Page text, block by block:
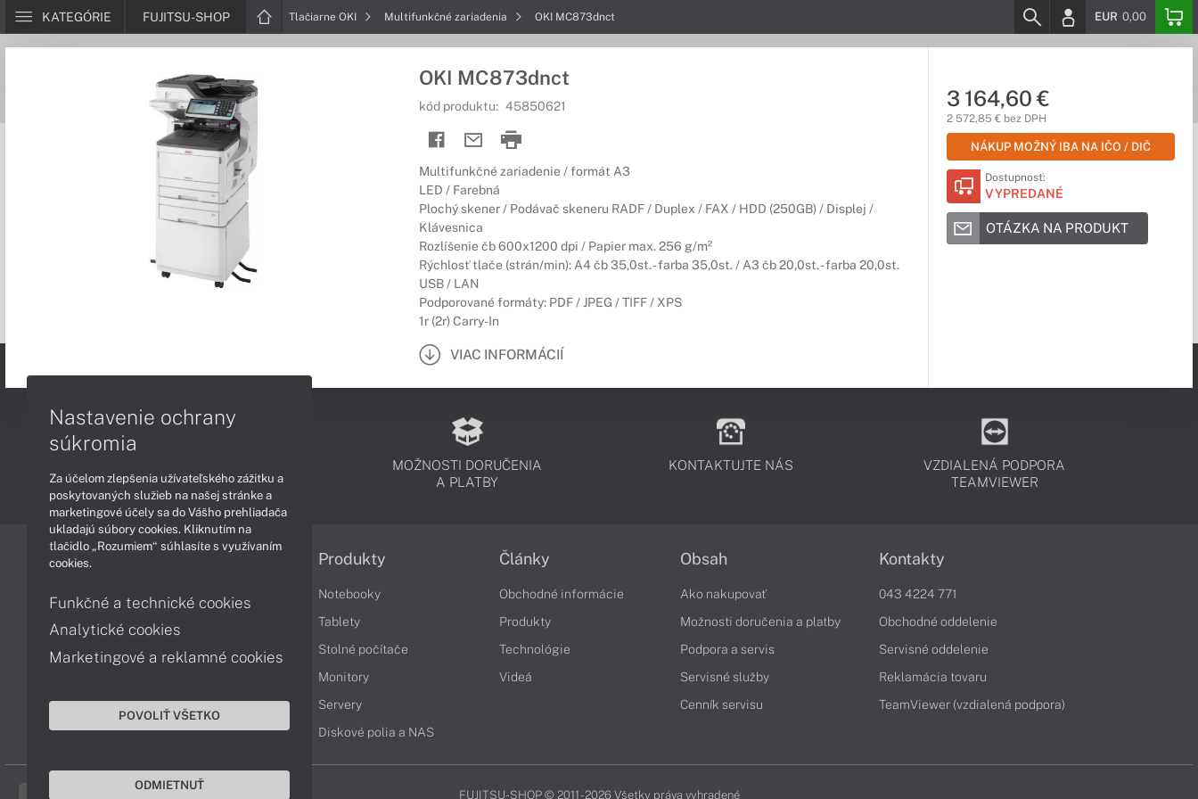
KATEGÓRIE FUJITSU-SHOP Tlačiarne OKI Multifunkčné zariadenia OKI MC873dnct EUR 0,00
OKI MC873dnct
kód produktu: 45850621
Multifunkčné zariadenie / formát A3
LED / Farebná
Plochý skener / Podávač skeneru RADF / Duplex / FAX / HDD (250GB) / Displej /
Klávesnica
Rozlíšenie čb 600x1200 dpi / Papier max. 256 g/m²
Rýchlosť tlače (strán/min): A4 čb 35,0st. - farba 35,0st. / A3 čb 20,0st. - farba 20,0st.
USB / LAN
Podporované formáty: PDF / JPEG / TIFF / XPS
1r (2r) Carry-In
VIAC INFORMÁCIÍ
3 164,60 €
2 572,85 € bez DPH
NÁKUP MOŽNÝ IBA NA IČO / DIČ
Dostupnosť:
VYPREDANÉ
OTÁZKA NA PRODUKT
MOŽNOSTI DORUČENIA
A PLATBY
KONTAKTUJTE NÁS
VZDIALENÁ PODPORA
TEAMVIEWER
Obchodné podmienky
Reklamačné podmienky
Ochrana osobných údajov
Vyhlásenie o prístupnosti
Cookies
Produkty
Notebooky
Tablety
Stolné počítače
Monitory
Servery
Diskové polia a NAS
Články
Obchodné informácie
Produkty
Technológie
Videá
Obsah
Ako nakupovať
Možnosti doručenia a platby
Podpora a servis
Servisné služby
Cenník servisu
Kontakty
043 4224 771
Obchodné oddelenie
Servisné oddelenie
Reklamácia tovaru
TeamViewer (vzdialená podpora)
FUJITSU-SHOP © 2011 - 2026 Všetky práva vyhradené
Nastavenie ochrany
súkromia
Za účelom zlepšenia užívateľského zážitku a
poskytovaných služieb na našej stránke a
marketingové účely sa do Vášho prehliadača
ukladajú súbory cookies. Kliknutím na
tlačidlo „Rozumiem“ súhlasíte s využívaním
cookies.
Funkčné a technické cookies
Analytické cookies
Marketingové a reklamné cookies
POVOLIŤ VŠETKO
ODMIETNUŤ